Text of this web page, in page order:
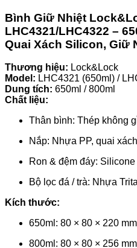
Bình Giữ Nhiệt
LHC4321/LHC4322 –
Quai Xách Silicon, Giữ
Thương hiệu: Lock&Lock
Model: LHC4321 (650ml) /
Dung tích: 650ml / 800ml
Chất liệu:
Thân bình: Thép không
Nắp: Nhựa PP, quai
Ron & đệm đáy:
Bộ lọc đá / trà: Nhựa
Kích thước:
650ml: 80 × 80 × 220 mm
800ml: 80 × 80 × 256 mm